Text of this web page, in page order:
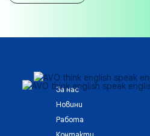
За нас
Новини
Работа